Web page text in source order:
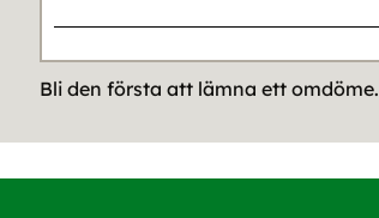
Bli den första att lämna ett omdöme.